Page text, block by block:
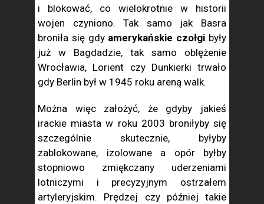
i blokować, co wielokrotnie w historii
wojen czyniono. Tak samo jak Basra
broniła się gdy amerykańskie czołgi były
już w Bagdadzie, tak samo oblężenie
Wrocławia, Lorient czy Dunkierki trwało
gdy Berlin był w 1945 roku areną walk.
Można więc założyć, że gdyby jakieś
irackie miasta w roku 2003 broniłyby się
szczególnie skutecznie, byłyby
zablokowane, izolowane a opór byłby
stopniowo zmiękczany uderzeniami
lotniczymi i precyzyjnym ostrzałem
artyleryjskim. Prędzej czy później takie